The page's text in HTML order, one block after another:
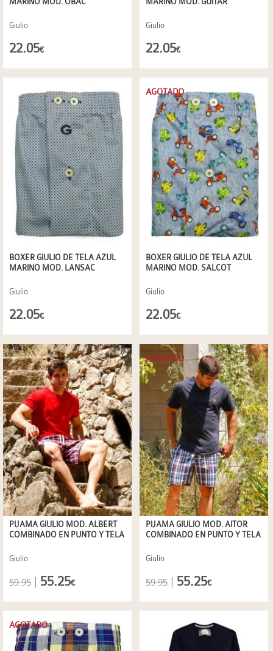
Giulio
22.05€
Giulio
22.05€
BOXER GIULIO DE TELA AZUL
MARINO MOD. LANSAC
Giulio
22.05€
BOXER GIULIO DE TELA AZUL
MARINO MOD. SALCOT
Giulio
AGOTADO
22.05€
PIJAMA GIULIO MOD. ALBERT
COMBINADO EN PUNTO Y TELA
Giulio
59.95 55.25€
PIJAMA GIULIO MOD. AITOR
COMBINADO EN PUNTO Y TELA
Giulio
AGOTADO
59.95 55.25€
AGOTADO